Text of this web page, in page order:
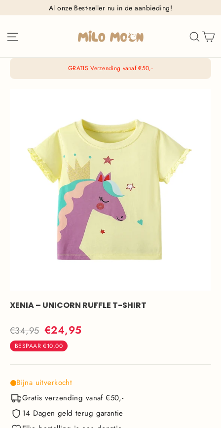
naar
inhoud
Al onze Best-seller nu in de aanbieding!
GRATIS Verzending vanaf €50,-
XENIA – UNICORN RUFFLE T-SHIRT
Normale
prijs
€34,95 Actieprijs
€24,95
BESPAAR€10,00
Bijna uitverkocht
Gratis verzending vanaf €50,-
14 Dagen geld terug garantie